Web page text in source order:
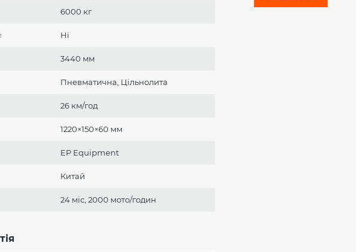
6000 кг
Ні
3440 мм
Пневматична, Цільнолита
26 км/год
1220×150×60 мм
EP Еquipment
Китай
24 міс, 2000 мото/годин